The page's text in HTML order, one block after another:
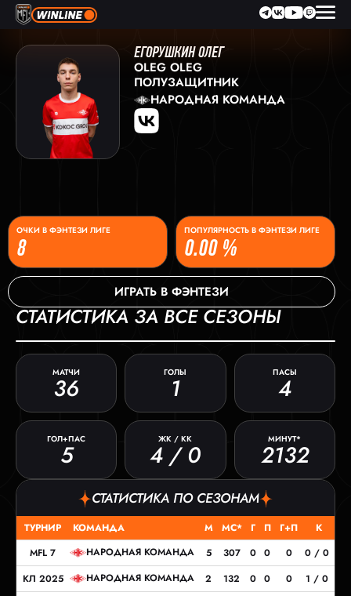
ЕГОРУШКИН ОЛЕГ
OLEG OLEG
ПОЛУЗАЩИТНИК
НАРОДНАЯ КОМАНДА
8
ОЧКИ В ФЭНТЕЗИ ЛИГЕ
0.00 %
ПОПУЛЯРНОСТЬ В ФЭНТЕЗИ ЛИГЕ
ИГРАТЬ В ФЭНТЕЗИ
СТАТИСТИКА ЗА ВСЕ СЕЗОНЫ
МАТЧИ
36
ГОЛЫ
1
ПАСЫ
4
ГОЛ+ПАС
5
ЖК / КК
4 / 0
МИНУТ*
2132
СТАТИСТИКА ПО СЕЗОНАМ
ТУРНИР КОМАНДА М МС* Г П Г+П
К
MFL 7
НАРОДНАЯ КОМАНДА 5 307 0 0 0
0 / 0
КЛ 2025
НАРОДНАЯ КОМАНДА 2 132 0 0 0
1 / 0